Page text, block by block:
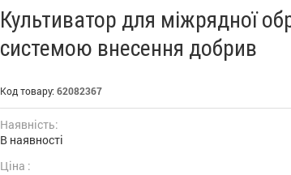
Культиватор для міжрядної
системою внесення добрив
Код товару: 62082367
Наявність:
В наявності
Ціна :